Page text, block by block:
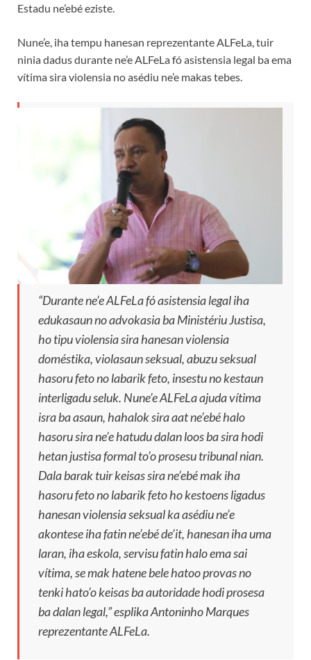
Estadu ne’ebé eziste.
Nune’e, iha tempu hanesan reprezentante ALFeLa, tuir
ninia dadus durante ne’e ALFeLa fó asistensia legal ba ema
vítima sira violensia no asédiu ne’e makas tebes.
“Durante ne’e ALFeLa fó asistensia legal iha
edukasaun no advokasia ba Ministériu Justisa,
ho tipu violensia sira hanesan violensia
doméstika, violasaun seksual, abuzu seksual
hasoru feto no labarik feto, insestu no kestaun
interligadu seluk. Nune’e ALFeLa ajuda vítima
isra ba asaun, hahalok sira aat ne’ebé halo
hasoru sira ne’e hatudu dalan loos ba sira hodi
hetan justisa formal to’o prosesu tribunal nian.
Dala barak tuir keisas sira ne’ebé mak iha
hasoru feto no labarik feto ho kestoens ligadus
hanesan violensia seksual ka asédiu ne’e
akontese iha fatin ne’ebé de’it, hanesan iha uma
laran, iha eskola, servisu fatin halo ema sai
vítima, se mak hatene bele hatoo provas no
tenki hato’o keisas ba autoridade hodi prosesa
ba dalan legal,” esplika Antoninho Marques
reprezentante ALFeLa.